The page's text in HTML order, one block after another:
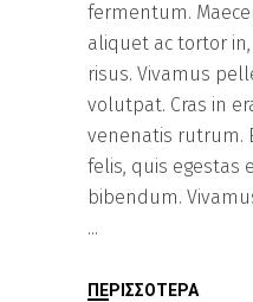
fermentum.
aliquet ac tortor
risus. Vivamus
volutpat. Cras in
venenatis rutrum.
felis, quis egestas
bibendum.
ΠΕΡΙΣΣΌΤΕΡΑ